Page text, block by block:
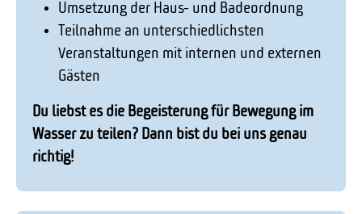
Umsetzung der Haus- und Badeordnung
Teilnahme an unterschiedlichsten
Veranstaltungen mit internen und externen
Gästen
Du liebst es die Begeisterung für Bewegung im
Wasser zu teilen? Dann bist du bei uns genau
richtig!